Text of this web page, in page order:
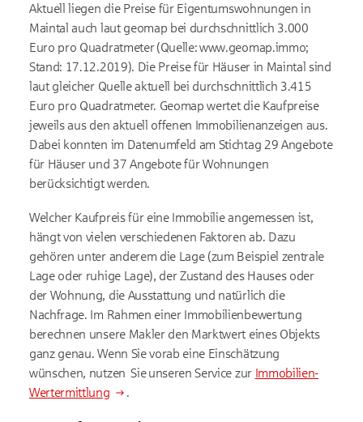
Aktuell liegen die Preise für Eigentumswohnungen in
Maintal auch laut geomap bei durchschnittlich 3.000
Euro pro Quadratmeter (Quelle: www.geomap.immo;
Stand: 17.12.2019). Die Preise für Häuser in Maintal sind
laut gleicher Quelle aktuell bei durchschnittlich 3.415
Euro pro Quadratmeter. Geomap wertet die Kaufpreise
jeweils aus den aktuell offenen Immobilienanzeigen aus.
Dabei konnten im Datenumfeld am Stichtag 29 Angebote
für Häuser und 37 Angebote für Wohnungen
berücksichtigt werden.
Welcher Kaufpreis für eine Immobilie angemessen ist,
hängt von vielen verschiedenen Faktoren ab. Dazu
gehören unter anderem die Lage (zum Beispiel zentrale
Lage oder ruhige Lage), der Zustand des Hauses oder
der Wohnung, die Ausstattung und natürlich die
Nachfrage. Im Rahmen einer Immobilienbewertung
berechnen unsere Makler den Marktwert eines Objekts
ganz genau. Wenn Sie vorab eine Einschätzung
wünschen, nutzen Sie unseren Service zur Immobilien-
Wertermittlung
.